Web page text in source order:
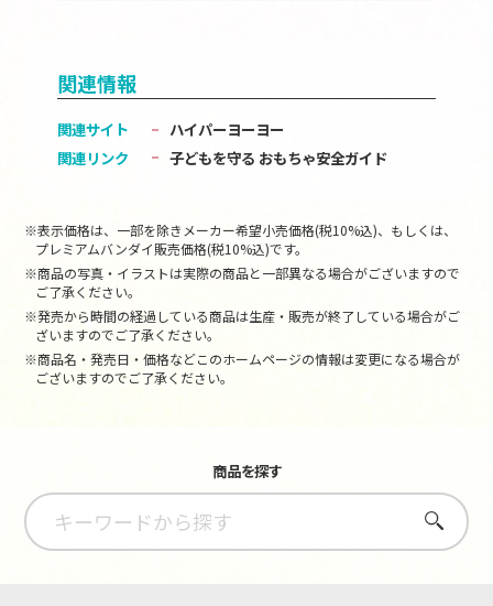
関連情報
関連サイト
ハイパーヨーヨー
関連リンク
子どもを守る おもちゃ安全ガイド
※表示価格は、一部を除きメーカー希望小売価格(税10%込)、もしくは、
プレミアムバンダイ販売価格(税10%込)です。
※商品の写真・イラストは実際の商品と一部異なる場合がございますので
ご了承ください。
※発売から時間の経過している商品は生産・販売が終了している場合がご
ざいますのでご了承ください。
※商品名・発売日・価格などこのホームページの情報は変更になる場合が
ございますのでご了承ください。
商品を探す
さがす